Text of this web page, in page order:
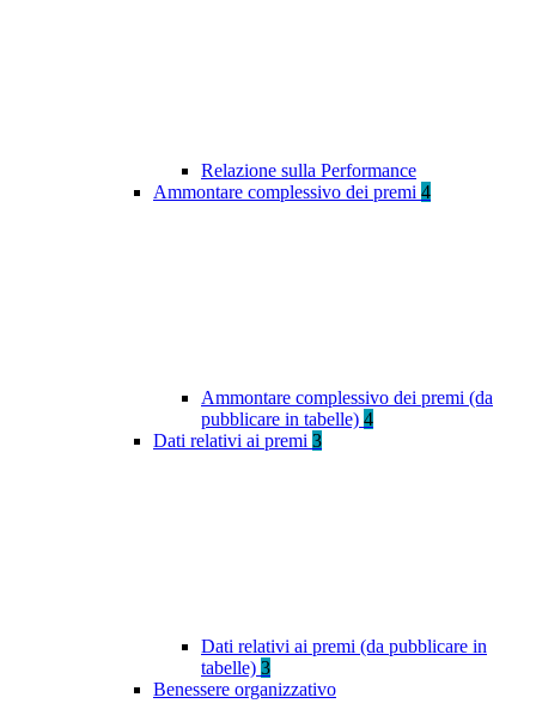
Relazione sulla Performance
Ammontare complessivo dei premi 4
Ammontare complessivo dei premi (da
pubblicare in tabelle) 4
Dati relativi ai premi 3
Dati relativi ai premi (da pubblicare in
tabelle) 3
Benessere organizzativo